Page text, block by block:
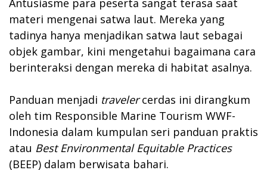
Antusiasme para peserta sangat terasa saat
materi mengenai satwa laut. Mereka yang
tadinya hanya menjadikan satwa laut sebagai
objek gambar, kini mengetahui bagaimana cara
berinteraksi dengan mereka di habitat asalnya.
Panduan menjadi travelercerdas ini dirangkum
oleh tim Responsible Marine Tourism WWF-
Indonesia dalam kumpulan seri panduan praktis
atau Best Environmental Equitable Practices
(BEEP) dalam berwisata bahari.